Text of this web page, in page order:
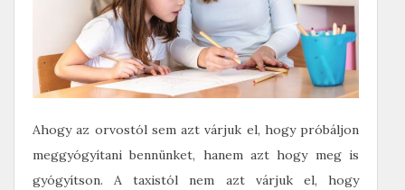
Ahogy az orvostól sem azt várjuk el, hogy próbáljon
meggyógyítani bennünket, hanem azt hogy meg is
gyógyítson. A taxistól nem azt várjuk el, hogy